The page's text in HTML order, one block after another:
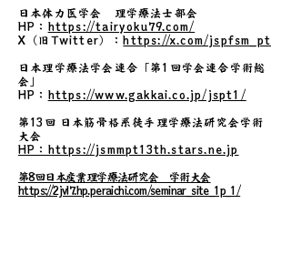
日本体力医学会 理学療法士部会
HP： https://tairyoku79.com/
X（旧Twitter）：https://x.com/jspfsm_pt
日本理学療法学会連合「第1回学会連合学術総
会」
HP： https://www.gakkai.co.jp/jspt1/
第13回 日本筋骨格系徒手理学療法研究会学術
大会
HP：https://jsmmpt13th.stars.ne.jp
第8回日本産業理学療法研究会 学術大会
https://2jvl7.hp.peraichi.com/seminar_site_1p_1/